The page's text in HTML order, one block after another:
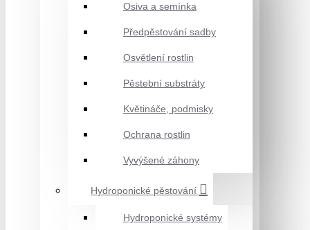
Osiva a semínka
Předpěstování sadby
Osvětlení rostlin
Pěstební substráty
Květináče, podmisky
Ochrana rostlin
Vyvýšené záhony
Hydroponické pěstování
Hydroponické systémy